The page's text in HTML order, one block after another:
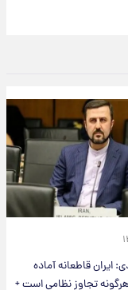
ایران قاطعانه آماده
هرگونه تجاوز نظامی است +